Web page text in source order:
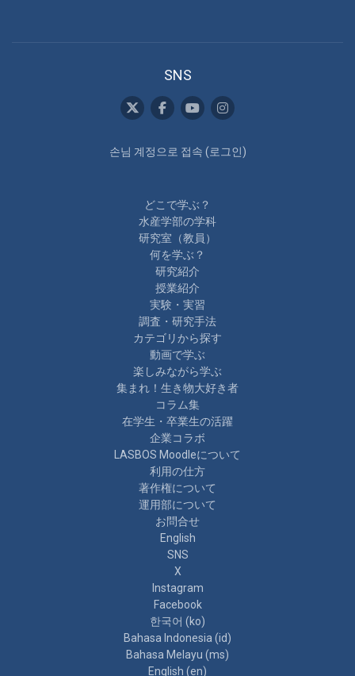
SNS
손님 계정으로 접속 (로그인)
どこで学ぶ？
水産学部の学科
研究室（教員）
何を学ぶ？
研究紹介
授業紹介
実験・実習
調査・研究手法
カテゴリから探す
動画で学ぶ
楽しみながら学ぶ
集まれ！生き物大好き者
コラム集
在学生・卒業生の活躍
企業コラボ
LASBOS Moodleについて
利用の仕方
著作権について
運用部について
お問合せ
English
SNS
X
Instagram
Facebook
한국어 ‎(ko)‎
Bahasa Indonesia ‎(id)‎
Bahasa Melayu ‎(ms)‎
English ‎(en)‎